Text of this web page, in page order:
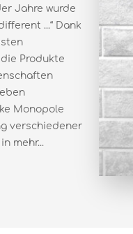
Jahre wurde
...“ Dank
Produkte
Monopole
verschiedener
mehr...